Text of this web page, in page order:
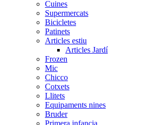
Cuines
Supermercats
Bicicletes
Patinets
Articles estiu
Articles Jardí
Frozen
Mic
Chicco
Cotxets
Llitets
Equipaments nines
Bruder
Primera infancia